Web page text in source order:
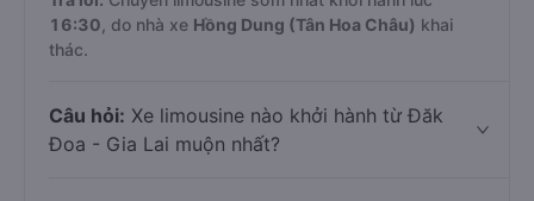
16:30 , do nhà xe Hồng Dung (Tân Hoa Châu) khai
thác.
Câu hỏi: Xe limousine nào khởi hành từ Đăk
Đoa - Gia Lai muộn nhất?